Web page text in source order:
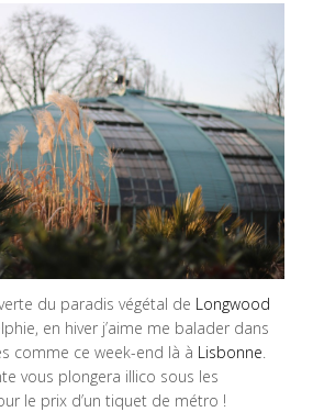
du paradis végétal de Longwood
en hiver j’aime me balader dans
comme ce week-end là à Lisbonne
vous plongera illico sous les
le prix d’un tiquet de métro !